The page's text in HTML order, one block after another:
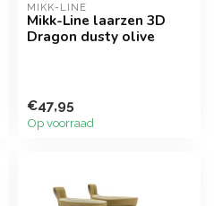
MIKK-LINE
Mikk-Line laarzen 3D
Dragon dusty olive
€47,95
Op voorraad